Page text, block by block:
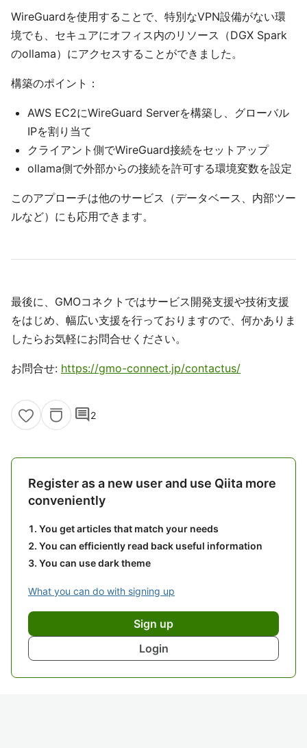
WireGuardを使用することで、特別なVPN設備がない環
境でも、セキュアにオフィス内のリソース（DGX Spark
のollama）にアクセスすることができました。
構築のポイント：
AWS EC2にWireGuard Serverを構築し、グローバル
IPを割り当て
クライアント側でWireGuard接続をセットアップ
ollama側で外部からの接続を許可する環境変数を設定
このアプローチは他のサービス（データベース、内部ツー
ルなど）にも応用できます。
最後に、GMOコネクトではサービス開発支援や技術支援
をはじめ、幅広い支援を行っておりますので、何かありま
したらお気軽にお問合せください。
お問合せ: https://gmo-connect.jp/contactus/
comment2
Register as a new user and use Qiita more
conveniently
You get articles that match your needs
You can efficiently read back useful information
You can use dark theme
What you can do with signing up
Sign up
Login